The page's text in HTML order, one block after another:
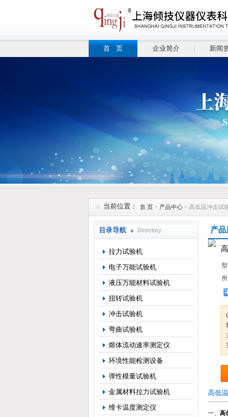
首 页 企业简介 新闻
当前位置： 首 页 > 产品中心 > 高低温冲击试
目录导航 Directory
拉力试验机
电子万能试验机
液压万能材料试验机
扭转试验机
冲击试验机
弯曲试验机
熔体流动速率测定仪
环境性能检测设备
弹性模量试验机
金属材料拉力试验机
维卡温度测定仪
产品
高低
一、 高